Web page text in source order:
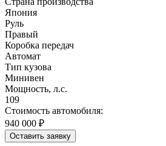
Япония
Руль
Правый
Коробка передач
Автомат
Тип кузова
Минивен
Мощность, л.с.
109
Стоимость автомобиля:
940 000 ₽
Оставить заявку